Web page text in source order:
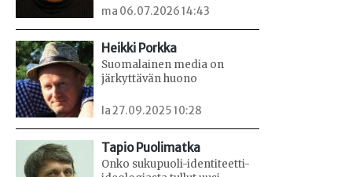
ma 06.07.2026 14:43
Heikki Porkka
Suomalainen media on
järkyttävän huono
la 27.09.2025 10:28
Tapio Puolimatka
Onko sukupuoli-identiteetti-